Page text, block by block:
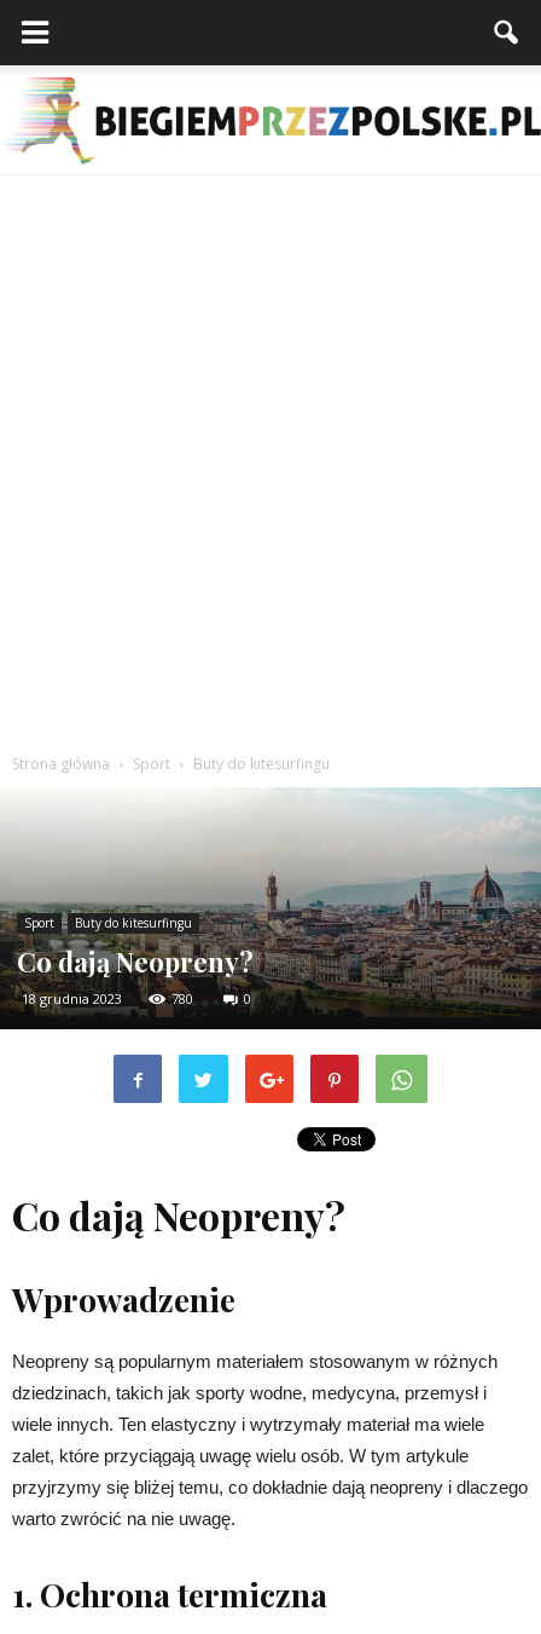
Strona główna Sport Buty do kitesurfingu
Sport Buty do kitesurfingu
Co dają Neopreny?
18 grudnia 2023 780 0
Co dają Neopreny?
Wprowadzenie
Neopreny są popularnym materiałem stosowanym w różnych
dziedzinach, takich jak sporty wodne, medycyna, przemysł i
wiele innych. Ten elastyczny i wytrzymały materiał ma wiele
zalet, które przyciągają uwagę wielu osób. W tym artykule
przyjrzymy się bliżej temu, co dokładnie dają neopreny i dlaczego
warto zwrócić na nie uwagę.
1. Ochrona termiczna